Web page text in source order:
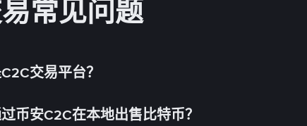
常见问题
交易平台？
币安C2C在本地出售比特币？